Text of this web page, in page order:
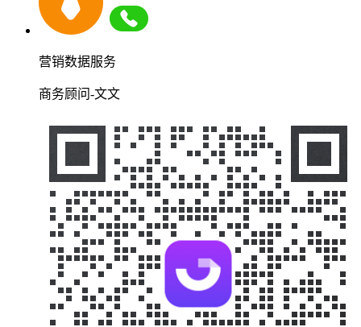
营销数据服务
商务顾问-文文